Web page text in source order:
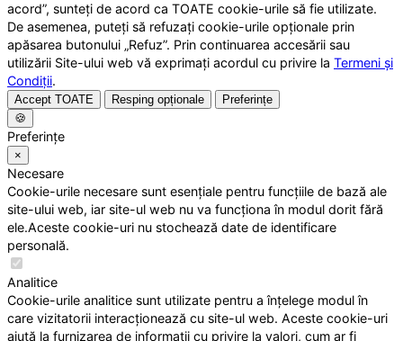
acord”, sunteți de acord ca TOATE cookie-urile să fie utilizate.
De asemenea, puteți să refuzați cookie-urile opționale prin
apăsarea butonului „Refuz”. Prin continuarea accesării sau
utilizării Site-ului web vă exprimați acordul cu privire la Termeni și
Condiții.
Accept TOATE Resping opționale
Preferințe
🍪
Preferințe
×
Necesare
Cookie-urile necesare sunt esențiale pentru funcțiile de bază ale
site-ului web, iar site-ul web nu va funcționa în modul dorit fără
ele.Aceste cookie-uri nu stochează date de identificare
personală.
Analitice
Cookie-urile analitice sunt utilizate pentru a înțelege modul în
care vizitatorii interacționează cu site-ul web. Aceste cookie-uri
ajută la furnizarea de informații cu privire la valori, cum ar fi